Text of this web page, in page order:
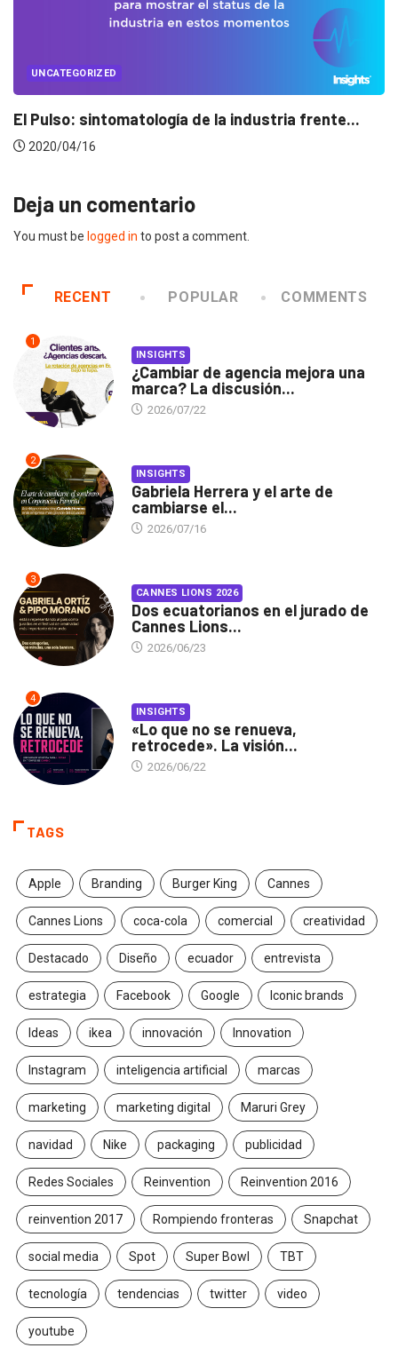
UNCATEGORIZED
Conectados en época de pausa
2020/04/14
Deja un comentario
You must be logged in to post a comment.
RECENT POPULAR COMMENTS
1
INSIGHTS
¿Cambiar de agencia mejora una
marca? La discusión...
2026/07/22
2
INSIGHTS
Gabriela Herrera y el arte de
cambiarse el...
2026/07/16
3
CANNES LIONS 2026
Dos ecuatorianos en el jurado de
Cannes Lions...
2026/06/23
4
INSIGHTS
«Lo que no se renueva,
retrocede». La visión...
2026/06/22
TAGS
Apple Branding Burger King Cannes
Cannes Lions coca-cola comercial creatividad
Destacado Diseño ecuador entrevista
estrategia Facebook Google Iconic brands
Ideas ikea innovación Innovation
Instagram inteligencia artificial marcas
marketing marketing digital Maruri Grey
navidad Nike packaging publicidad
Redes Sociales Reinvention Reinvention 2016
reinvention 2017 Rompiendo fronteras Snapchat
social media Spot Super Bowl TBT
tecnología tendencias twitter video
youtube